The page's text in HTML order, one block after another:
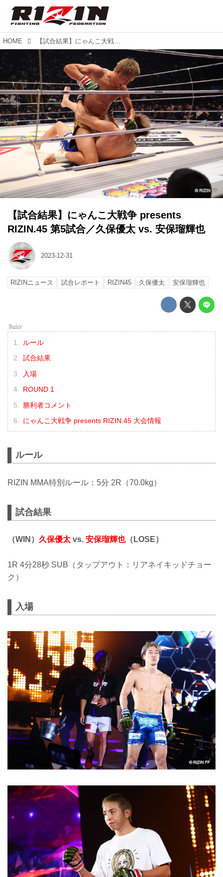
HOME 【試合結果】にゃんこ大戦争 presents RIZIN.45 第5試合／久保優太 vs. 安保瑠輝也
【試合結果】にゃんこ大戦争 presents
RIZIN.45 第5試合／久保優太 vs. 安保瑠輝也
2023-12-31
RIZINニュース 試合レポート RIZIN45 久保優太 安保瑠輝也
ルール
試合結果
入場
ROUND 1
勝利者コメント
にゃんこ大戦争 presents RIZIN.45 大会情報
ルール
RIZIN MMA特別ルール：5分 2R（70.0kg）
試合結果
（WIN） 久保優太 vs. 安保瑠輝也（LOSE）
1R 4分28秒 SUB（タップアウト：リアネイキッドチョー
ク）
入場